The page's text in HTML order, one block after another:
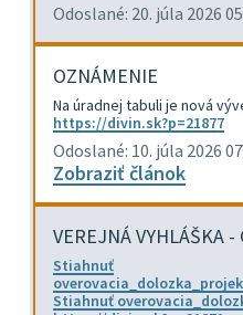
Odoslané: 20. júla 2026
OZNÁMENIE
Na úradnej tabuli je nová
https://divin.sk?p=21877
Odoslané: 10. júla 2026
Zobraziť článok
VEREJNÁ VYHLÁŠKA
Stiahnuť
Stiahnuť